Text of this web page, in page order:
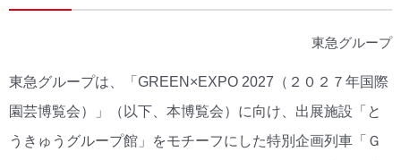
東急グループ
東急グループは、「GREEN×EXPO 2027（２０２７年国際
園芸博覧会）」（以下、本博覧会）に向け、出展施設「と
うきゅうグループ館」をモチーフにした特別企画列車「Ｇ